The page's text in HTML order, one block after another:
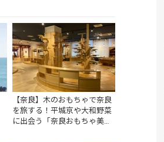
【奈良】木のおもちゃで奈良
を旅する！平城京や大和野菜
に出会う「奈良おもちゃ美術